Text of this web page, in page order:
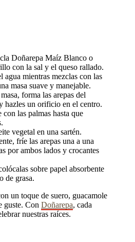
Doñarepa Maíz Blanco o
con la sal y el queso rallado.
agua mientras mezclas con las
masa suave y manejable.
forma las arepas del
hazles un orificio en el centro.
las palmas hasta que
vegetal en una sartén.
fríe las arepas una a una
por ambos lados y crocantes
sobre papel absorbente
de grasa.
un toque de suero, guacamole
guste. ConDoñarepa, cada
nuestras raíces.